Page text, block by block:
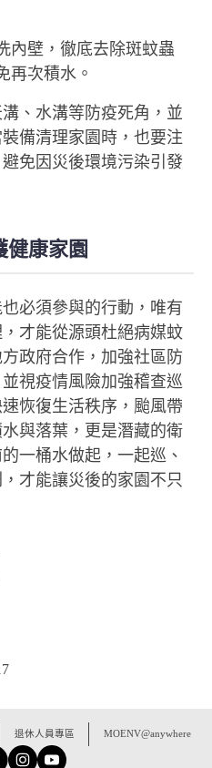
內壁，徹底去除斑蚊蟲
再次積水。
、水溝等防疫死角，並
備清理家園時，也要注
免因災後環境污染引發
健康家園
必須參與的行動，唯有
才能從源頭杜絕病媒蚊
政府合作，加強社區防
視疫情風險加強稽查巡
恢復生活秩序，颱風帶
與落葉，更是潛藏的衛
一桶水做起，一起巡、
才能讓災後的家園不只
退休人員專區 MOENV@anywhere